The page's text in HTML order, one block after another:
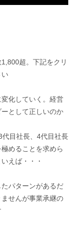
超。下記をクリ
化していく。経営
として正しいのか
目社長、4代目社長
めることを求めら
えば・・・
パターンがあるだ
せんが事業承継の